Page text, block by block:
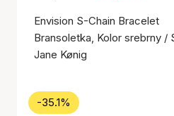
Envision S-Chain Bracelet
Bransoletka, Kolor srebrny /
Jane Kønig
-35.1%